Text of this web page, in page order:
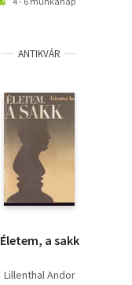
ANTIKVÁR
Életem, a sakk
Lillenthal Andor